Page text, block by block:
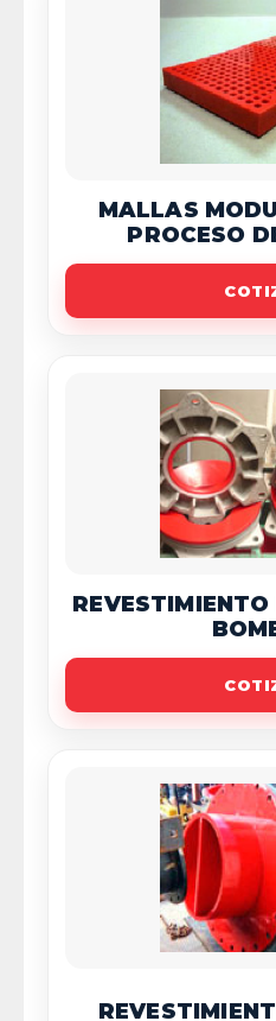
MALLAS
PROCESO